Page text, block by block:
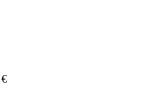
€